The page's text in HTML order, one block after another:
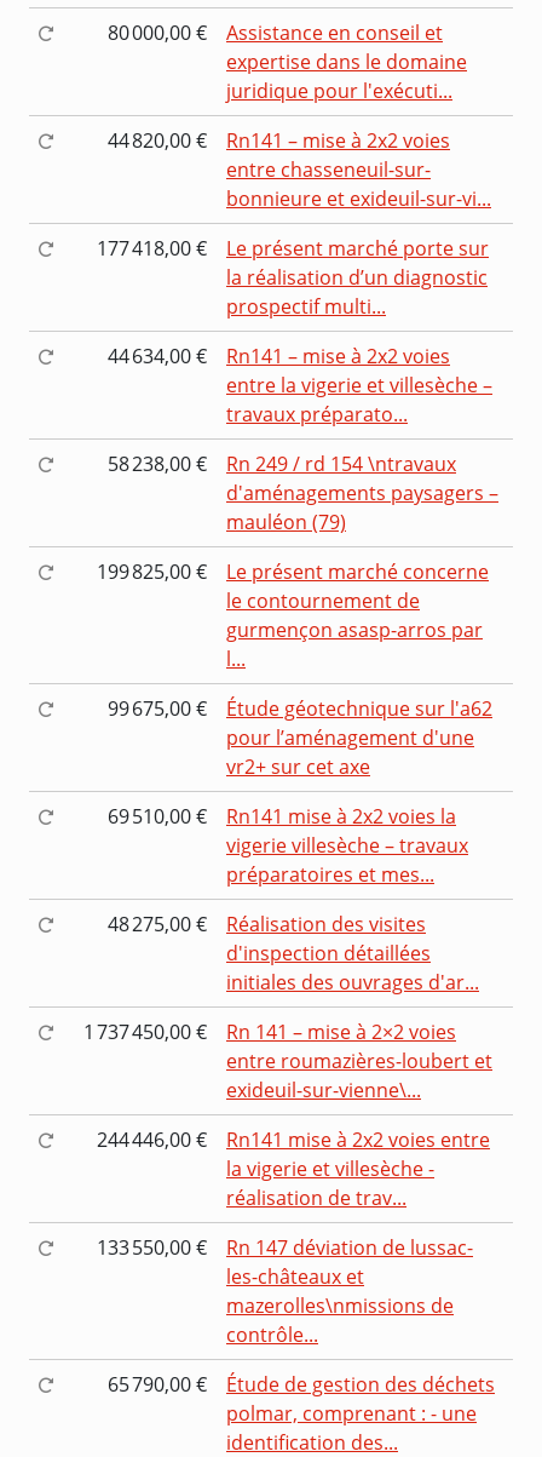
80 000,00 €
Assistance en conseil et
expertise dans le domaine
juridique pour l'exécuti...
44 820,00 €
Rn141 – mise à 2x2 voies
entre chasseneuil-sur-
bonnieure et exideuil-sur-vi...
177 418,00 €
Le présent marché porte sur
la réalisation d’un diagnostic
prospectif multi...
44 634,00 €
Rn141 – mise à 2x2 voies
entre la vigerie et villesèche –
travaux préparato...
58 238,00 €
Rn 249 / rd 154 \ntravaux
d'aménagements paysagers –
mauléon (79)
199 825,00 €
Le présent marché concerne
le contournement de
gurmençon asasp-arros par
l...
99 675,00 €
Étude géotechnique sur l'a62
pour l’aménagement d'une
vr2+ sur cet axe
69 510,00 €
Rn141 mise à 2x2 voies la
vigerie villesèche – travaux
préparatoires et mes...
48 275,00 €
Réalisation des visites
d'inspection détaillées
initiales des ouvrages d'ar...
1 737 450,00 €
Rn 141 – mise à 2×2 voies
entre roumazières-loubert et
exideuil-sur-vienne\...
244 446,00 €
Rn141 mise à 2x2 voies entre
la vigerie et villesèche -
réalisation de trav...
133 550,00 €
Rn 147 déviation de lussac-
les-châteaux et
mazerolles\nmissions de
contrôle...
65 790,00 €
Étude de gestion des déchets
polmar, comprenant : - une
identification des...